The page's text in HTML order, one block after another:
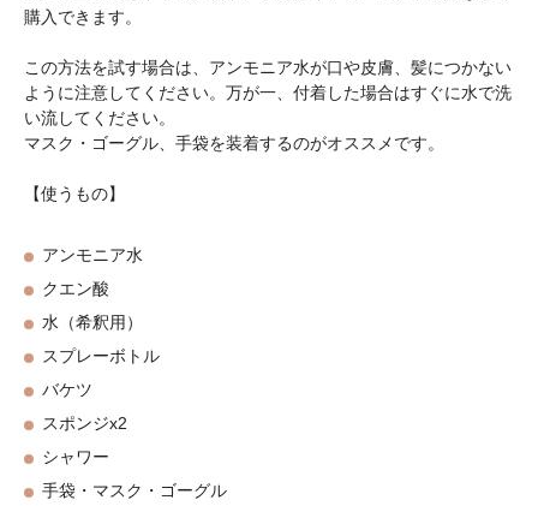
購入できます。
この方法を試す場合は、アンモニア水が口や皮膚、髪につかない
ように注意してください。万が一、付着した場合はすぐに水で洗
い流してください。
マスク・ゴーグル、手袋を装着するのがオススメです。
【使うもの】
アンモニア水
クエン酸
水（希釈用）
スプレーボトル
バケツ
スポンジx2
シャワー
手袋・マスク・ゴーグル